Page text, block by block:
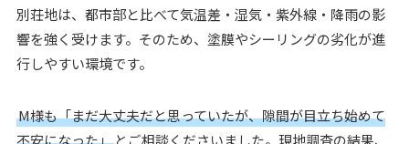
別荘地は、都市部と比べて気温差・湿気・紫外線・降雨の影
響を強く受けます。そのため、塗膜やシーリングの劣化が進
行しやすい環境です。
M様も「まだ大丈夫だと思っていたが、隙間が目立ち始めて
不安になった」とご相談くださいました。現地調査の結果、